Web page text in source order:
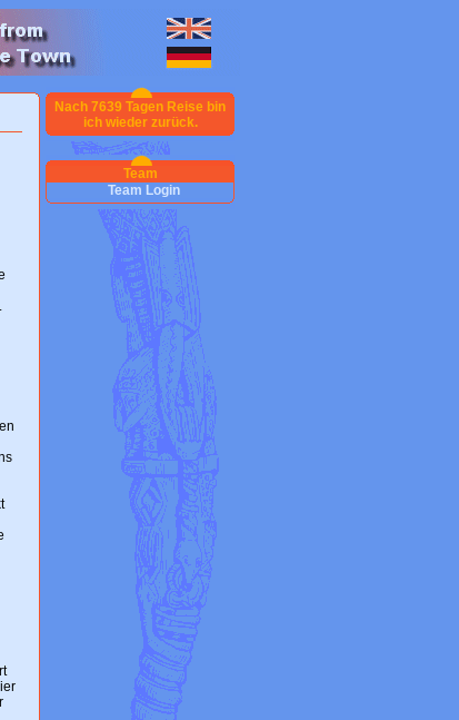
Nach 7639 Tagen Reise bin
ich wieder zurück.
Team
Team Login